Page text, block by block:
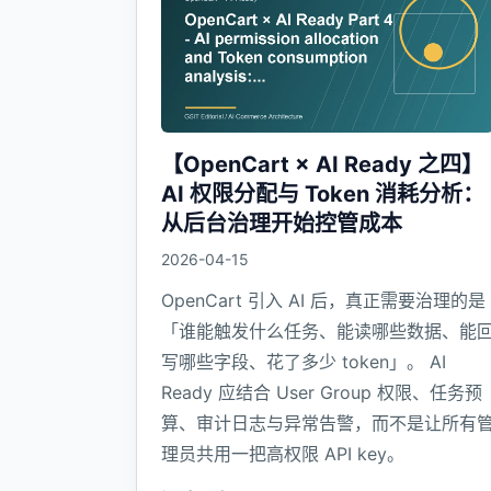
【OpenCart × AI Ready 之四】
AI 权限分配与 Token 消耗分析：
从后台治理开始控管成本
2026-04-15
OpenCart 引入 AI 后，真正需要治理的是
「谁能触发什么任务、能读哪些数据、能
写哪些字段、花了多少 token」。 AI
Ready 应结合 User Group 权限、任务预
算、审计日志与异常告警，而不是让所有
理员共用一把高权限 API key。